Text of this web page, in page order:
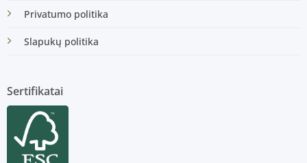
Privatumo politika
Slapukų politika
Sertifikatai